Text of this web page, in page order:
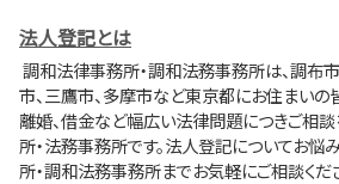
法人登記とは
調和法律事務所・調和法務事務所は、調布市
市、三鷹市、多摩市など東京都にお住まいの
離婚、借金など幅広い法律問題につきご相
所・法務事務所です。法人登記についてお悩
所・調和法務事務所までお気軽にご相談くだ